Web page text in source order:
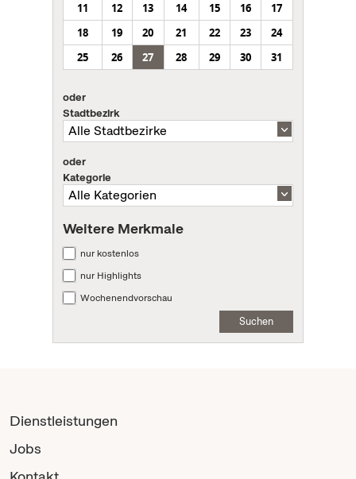
11
12 13 14 15 16
17
18
19 20 21 22 23
24
25
26 27 28 29 30 31
oder
Stadtbezirk
oder
Kategorie
Weitere Merkmale
nur kostenlos
nur Highlights
Wochenendvorschau
Suchen
Dienstleistungen
Jobs